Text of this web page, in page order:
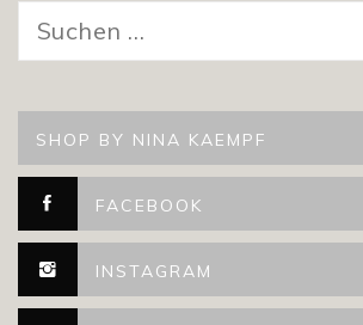
nach:
SHOP BY NINA KAEMPF
FACEBOOK
INSTAGRAM